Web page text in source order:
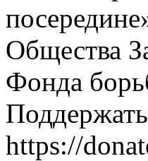
Общества
Фонда
https://